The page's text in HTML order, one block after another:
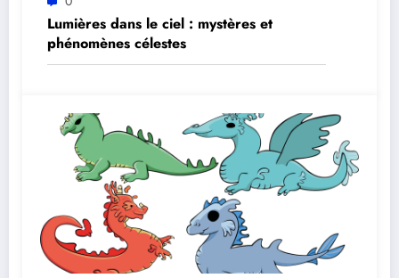
Lumières dans le ciel : mystères et
phénomènes célestes